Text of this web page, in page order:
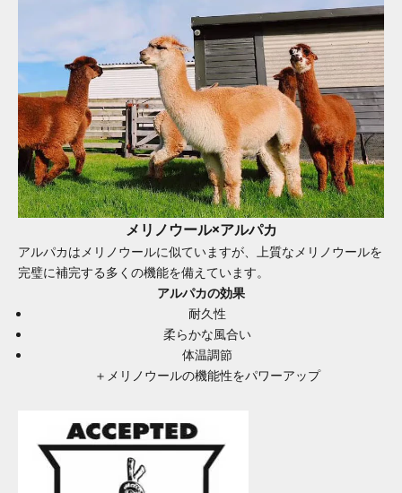
メリノウール×アルパカ
アルパカはメリノウールに似ていますが、上質なメリノウールを
完璧に補完する多くの機能を備えています。
アルパカの効果
耐久性
柔らかな風合い
体温調節
＋メリノウールの機能性をパワーアップ